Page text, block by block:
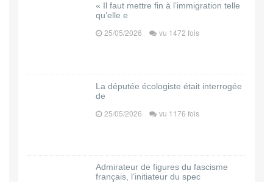
« Il faut mettre fin à l’immigration telle
qu’elle e
25/05/2026 vu 1472 fois
La députée écologiste était interrogée
de
25/05/2026 vu 1176 fois
Admirateur de figures du fascisme
français, l’initiateur du spec